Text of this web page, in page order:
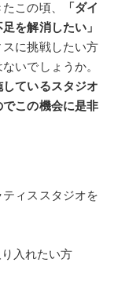
この頃、
「ダイ
を解消したい」
に挑戦したい方
いでしょうか。
ているスタジオ
この機会に是非
ィススタジオを
入れたい方